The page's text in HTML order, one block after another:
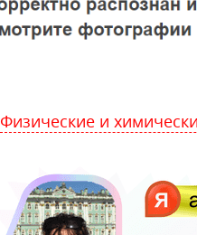
Физические и